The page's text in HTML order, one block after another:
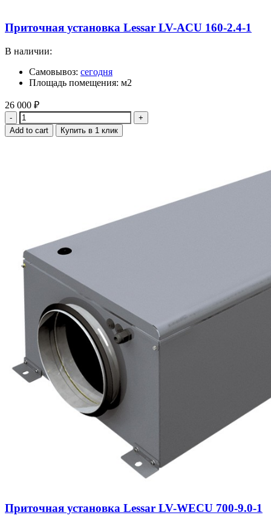
Приточная установка Lessar LV-ACU 160-2.4-1
В наличии:
Самовывоз: сегодня
Площадь помещения: м2
26 000 ₽
Quantity
Add to cart Купить в 1 клик
Приточная установка Lessar LV-WECU 700-9.0-1